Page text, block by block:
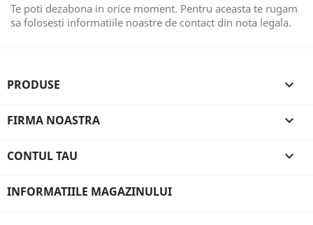
Te poti dezabona in orice moment. Pentru aceasta te rugam
sa folosesti informatiile noastre de contact din nota legala.
PRODUSE 
FIRMA NOASTRA 
CONTUL TAU 
INFORMATIILE MAGAZINULUI